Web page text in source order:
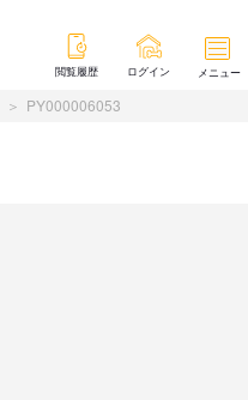
閲覧履歴 ログイン メニュー
PY000006053